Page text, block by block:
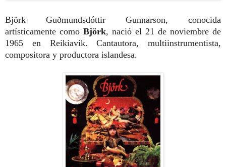
Björk Guðmundsdóttir Gunnarson, conocida
artísticamente como Björk, nació el 21 de noviembre de
1965 en Reikiavik. Cantautora, multiinstrumentista,
compositora y productora islandesa.